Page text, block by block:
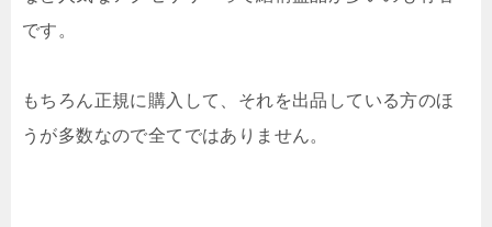
です。
もちろん正規に購入して、それを出品している方のほ
うが多数なので全てではありません。